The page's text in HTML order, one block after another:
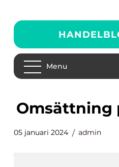
Menu
05 januari 2024 admin